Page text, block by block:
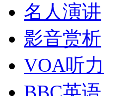
名人演讲
影音赏析
VOA听力